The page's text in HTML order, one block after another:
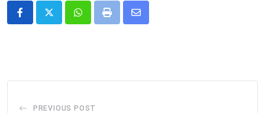
WhatsappPrint
Share
PREVIOUS POST